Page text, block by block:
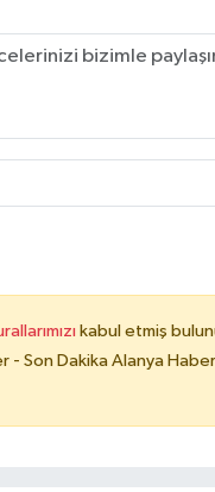
kabul etmiş
- Son Dakika Alanya